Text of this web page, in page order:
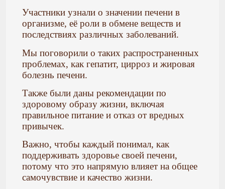
Участники узнали о значении печени в
организме, её роли в обмене веществ и
последствиях различных заболеваний.
Мы поговорили о таких распространенных
проблемах, как гепатит, цирроз и жировая
болезнь печени.
Также были даны рекомендации по
здоровому образу жизни, включая
правильное питание и отказ от вредных
привычек.
Важно, чтобы каждый понимал, как
поддерживать здоровье своей печени,
потому что это напрямую влияет на общее
самочувствие и качество жизни.